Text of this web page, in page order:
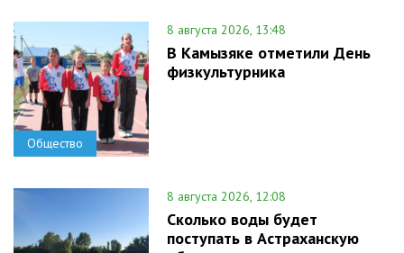
Общество
8 августа 2026, 13:48
В Камызяке отметили День
физкультурника
8 августа 2026, 12:08
Сколько воды будет
поступать в Астраханскую